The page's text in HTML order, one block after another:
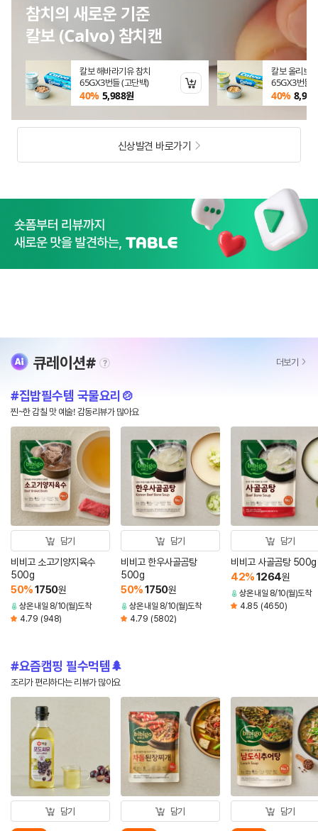
스트라버진
장바구니 담기
나에게 맞는 닥터뉴트리는?
닥터뉴트리 9종 라인업
닥터뉴트리 혈행건강 rTG오
메가3 60캡슐(60일분)
19% 12,879원 장바구니 담기
닥터뉴트리
랄 B+ X60정
19%
신상발견 바로가기
큐레이션# tooltip 더보기
집밥필수템 국물요리🍲
찐~한 감칠 맛 예술! 감동리뷰가 많아요
담기
50%1750원
비비고 소고기양지육수
500g
상온 내일 8/10(월)도착
4.79 (948)
담기
50%1750원
비비고 한우사골곰탕
500g
상온 내일 8/10(월)도착
4.79 (5802)
담기
42%1264원
비비고 사골곰탕 500g
상온 내일 8/10(월)도착
4.85 (4650)
요즘캠핑 필수먹템🌲
조리가 편리하다는 리뷰가 많아요
담기 담기 담기